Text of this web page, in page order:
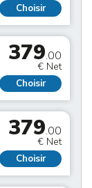
Choisir
379.00
€ Net
Choisir
379.00
€ Net
Choisir